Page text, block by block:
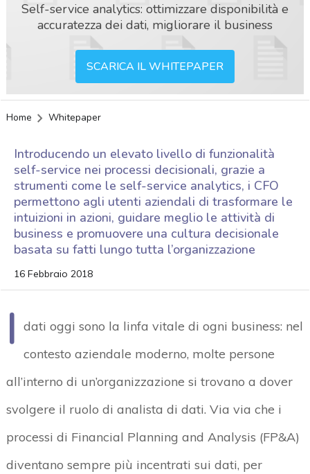
Self-service analytics: ottimizzare disponibilità e
accuratezza dei dati, migliorare il business
SCARICA IL WHITEPAPER
Home Whitepaper
Introducendo un elevato livello di funzionalità
self-service nei processi decisionali, grazie a
strumenti come le self-service analytics, i CFO
permettono agli utenti aziendali di trasformare le
intuizioni in azioni, guidare meglio le attività di
business e promuovere una cultura decisionale
basata su fatti lungo tutta l’organizzazione
16 Febbraio 2018
I dati oggi sono la linfa vitale di ogni business: nel
contesto aziendale moderno, molte persone
all’interno di un’organizzazione si trovano a dover
svolgere il ruolo di analista di dati. Via via che i
processi di Financial Planning and Analysis (FP&A)
diventano sempre più incentrati sui dati, per